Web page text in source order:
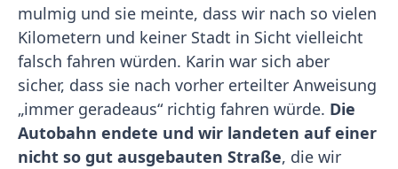
mulmig und sie meinte, dass wir nach so vielen
Kilometern und keiner Stadt in Sicht vielleicht
falsch fahren würden. Karin war sich aber
sicher, dass sie nach vorher erteilter Anweisung
„immer geradeaus“ richtig fahren würde. Die
Autobahn endete und wir landeten auf einer
nicht so gut ausgebauten Straße, die wir